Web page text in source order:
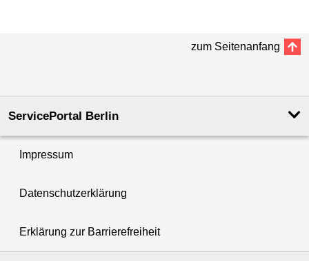
zum Seitenanfang
ServicePortal Berlin
Impressum
Datenschutzerklärung
Erklärung zur Barrierefreiheit